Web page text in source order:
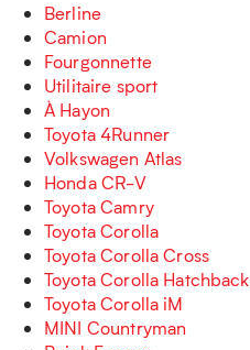
Berline
Camion
Fourgonnette
Utilitaire sport
À Hayon
Toyota 4Runner
Volkswagen Atlas
Honda CR-V
Toyota Camry
Toyota Corolla
Toyota Corolla Cross
Toyota Corolla Hatchback
Toyota Corolla iM
MINI Countryman